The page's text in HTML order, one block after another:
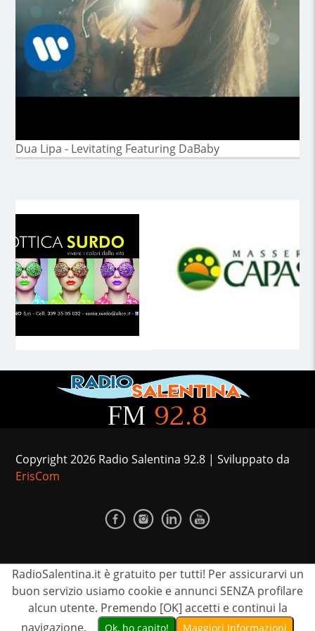
Dua Lipa - Levitating Featuring DaBaby
FM 92.8
Copyright 2026 Radio Salentina 92.8 | Sviluppato da
ErisCom
CONTATTI PUBBLICIZZATI
TEAM
PRIVACY
RadioSalentina.it è gratuito per tutti! Per assicurarvi un
buon servizio usiamo cookie e annunci SENZA profilare
alcun utente. Premendo [OK] accetti e continui la
navigazione.
Ok, ho capito! Maggiori Informazioni